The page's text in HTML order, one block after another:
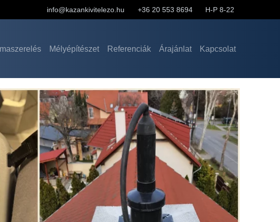
info@kazankivitelezo.hu +36 20 553 8694 H-P 8-22
Mélyépítészet Referenciák Árajánlat Kapcsolat